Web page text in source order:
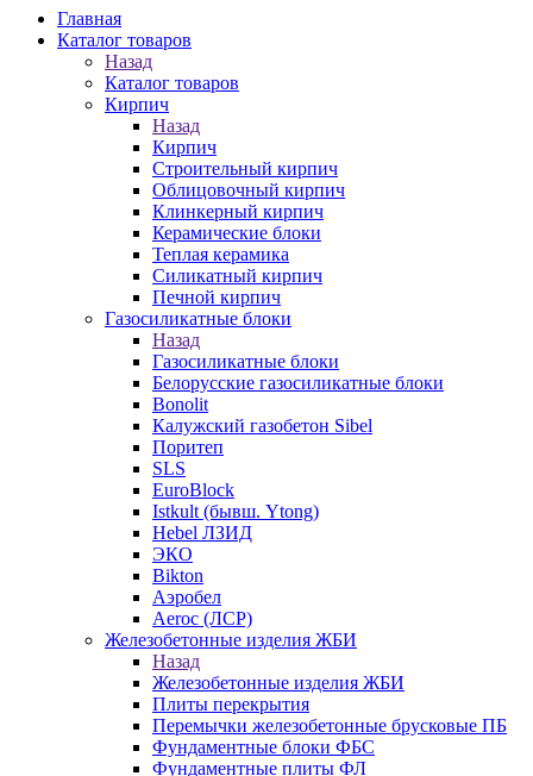
Главная
Каталог товаров
Назад
Каталог товаров
Кирпич
Назад
Кирпич
Строительный кирпич
Облицовочный кирпич
Клинкерный кирпич
Керамические блоки
Теплая керамика
Силикатный кирпич
Печной кирпич
Газосиликатные блоки
Назад
Газосиликатные блоки
Белорусские газосиликатные блоки
Bonolit
Калужский газобетон Sibel
Поритеп
SLS
EuroBlock
Istkult (бывш. Ytong)
Hebel ЛЗИД
ЭКО
Bikton
Аэробел
Aeroc (ЛСР)
Железобетонные изделия ЖБИ
Назад
Железобетонные изделия ЖБИ
Плиты перекрытия
Перемычки железобетонные брусковые ПБ
Фундаментные блоки ФБС
Фундаментные плиты ФЛ